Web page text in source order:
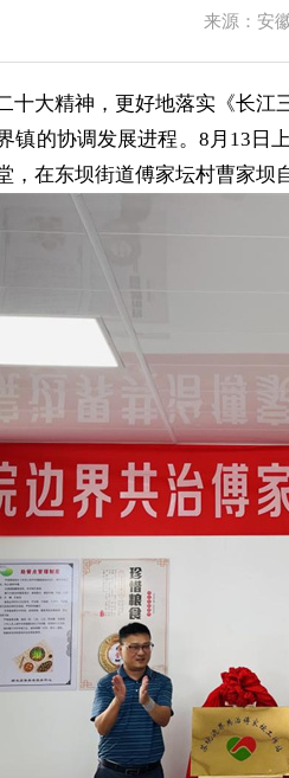
来源：安
十大精神，更好地落实《长
镇的协调发展进程。8月13日
，在东坝街道傅家坛村曹家坝